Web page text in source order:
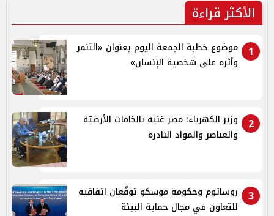
الأكثر قراءة
1
موضوع خطبة الجمعة اليوم بعنوان «التنمر
وأثره على شخصية الإنسان»
2
وزير الكهرباء: مصر غنية بالخامات الأرضيّة
والعناصر والمواد النادرة
3
روساتوم وحكومة موسكو توقّعان اتفاقية
للتعاون في مجال حماية البيئة